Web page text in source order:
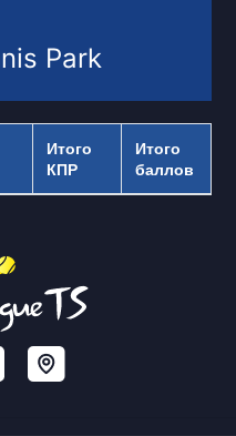
Park
Итого
КПР
Итого
баллов